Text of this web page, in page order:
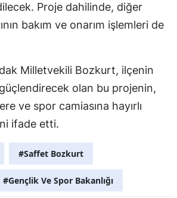
Proje dahilinde, diğer
bakım ve onarım işlemleri de
Milletvekili Bozkurt, ilçenin
güçlendirecek olan bu projenin,
ve spor camiasına hayırlı
ifade etti.
#Saffet Bozkurt
#Gençlik Ve Spor Bakanlığı